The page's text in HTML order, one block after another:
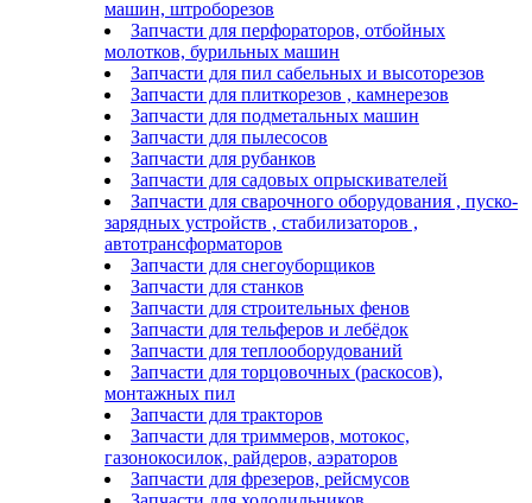
машин, штроборезов
Запчасти для перфораторов, отбойных
молотков, бурильных машин
Запчасти для пил сабельных и высоторезов
Запчасти для плиткорезов , камнерезов
Запчасти для подметальных машин
Запчасти для пылесосов
Запчасти для рубанков
Запчасти для садовых опрыскивателей
Запчасти для сварочного оборудования , пуско-
зарядных устройств , стабилизаторов ,
автотрансформаторов
Запчасти для снегоуборщиков
Запчасти для станков
Запчасти для строительных фенов
Запчасти для тельферов и лебёдок
Запчасти для теплооборудований
Запчасти для торцовочных (раскосов),
монтажных пил
Запчасти для тракторов
Запчасти для триммеров, мотокос,
газонокосилок, райдеров, аэраторов
Запчасти для фрезеров, рейсмусов